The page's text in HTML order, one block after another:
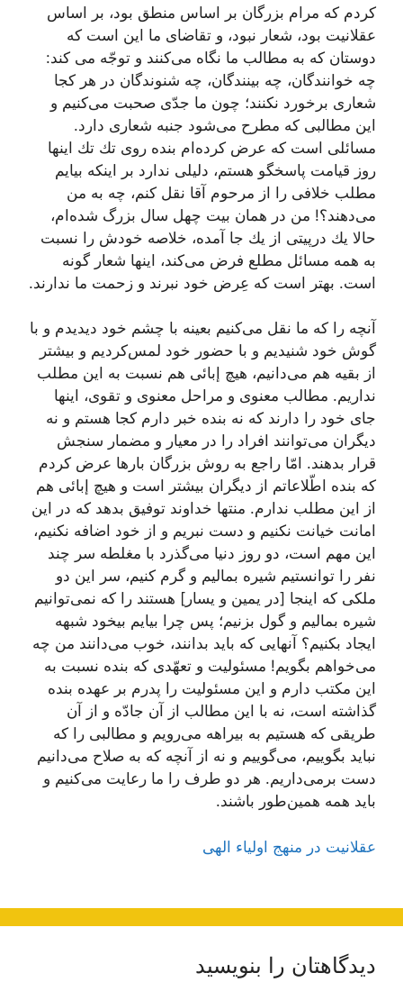
كردم كه مرام بزرگان بر اساس منطق بود، بر اساس
عقلانیت بود، شعار نبود، و تقاضای ما این است كه
دوستان كه به مطالب ما نگاه می‌كنند و توجّه می كند:
چه خوانندگان، چه بینندگان، چه شنوندگان در هر كجا
شعاری برخورد نكنند؛ چون ما جدّی صحبت می‌كنیم و
این مطالبی كه مطرح می‌شود جنبه شعاری دارد.
مسائلی است كه عرض كرده‌ام بنده روی تك تك اینها
روز قیامت پاسخگو هستم، دلیلی ندارد بر اینكه بیایم
مطلب خلافی را از مرحوم آقا نقل كنم، چه به من
می‌دهند؟! من در همان بیت چهل سال بزرگ شده‌ام،
حالا یك درپیتی از یك جا آمده، خلاصه خودش را نسبت
به همه مسائل مطلع فرض می‌كند، اینها شعار گونه
است. بهتر است كه عِرض خود نبرند و زحمت ما ندارند.
آنچه را كه ما نقل می‌كنیم بعینه با چشم خود دیدیدم و با
گوش خود شنیدیم و با حضور خود لمس‌كردیم و بیشتر
از بقیه هم می‌دانیم، هیچ إبائی هم نسبت به این مطلب
نداریم. مطالب معنوی و مراحل معنوی و تقوی، اینها
جای خود را دارند كه نه بنده خبر دارم كجا هستم و نه
دیگران می‌توانند افراد را در معیار و مضمار سنجش
قرار بدهند. امّا راجع به روش بزرگان بارها عرض كردم
كه بنده اطّلاعاتم از دیگران بیشتر است و هیچ إبائی هم
از این مطلب ندارم. منتها خداوند توفیق بدهد كه در این
امانت خیانت نكنیم و دست نبریم و از خود اضافه نكنیم،
این مهم است، دو روز دنیا می‌گذرد با مغلطه سر چند
نفر را توانستیم شیره بمالیم و گرم كنیم، سر این دو
ملكی كه اینجا [در یمین و یسار] هستند را كه نمی‌توانیم
شیره بمالیم و گول بزنیم؛ پس چرا بیایم بیخود شبهه
ایجاد بكنیم؟ آنهایی كه باید بدانند، خوب می‌دانند من چه
می‌خواهم بگویم! مسئولیت و تعهّدی كه بنده نسبت به
این مكتب دارم و این مسئولیت را پدرم بر عهده بنده
گذاشته است، نه با این مطالب از آن جادّه و از آن
طریقی كه هستیم به بیراهه می‌رویم و مطالبی را كه
نباید بگوییم، می‌گوییم و نه از آنچه كه به صلاح می‌دانیم
دست برمی‌داریم. هر دو طرف را ما رعایت می‌كنیم و
باید همه همین‌طور باشند.
عقلانیت در منهج اولیاء الهی
دیدگاهتان را بنویسید